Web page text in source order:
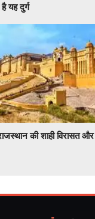
यह दुर्ग
की शाही विरासत